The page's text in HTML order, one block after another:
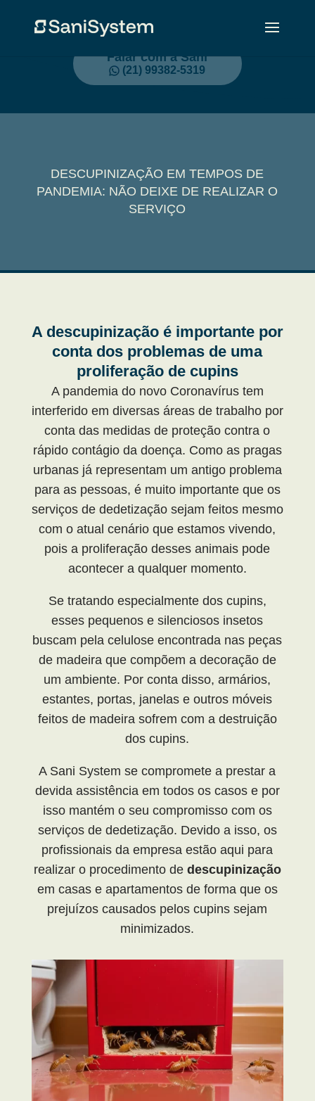
Falar com a Sani
(21) 99382-5319
DESCUPINIZAÇÃO EM TEMPOS DE
PANDEMIA: NÃO DEIXE DE REALIZAR O
SERVIÇO
A descupinização é importante por
conta dos problemas de uma
proliferação de cupins
A pandemia do novo Coronavírus tem
interferido em diversas áreas de trabalho por
conta das medidas de proteção contra o
rápido contágio da doença. Como as pragas
urbanas já representam um antigo problema
para as pessoas, é muito importante que os
serviços de dedetização sejam feitos mesmo
com o atual cenário que estamos vivendo,
pois a proliferação desses animais pode
acontecer a qualquer momento.
Se tratando especialmente dos cupins,
esses pequenos e silenciosos insetos
buscam pela celulose encontrada nas peças
de madeira que compõem a decoração de
um ambiente. Por conta disso, armários,
estantes, portas, janelas e outros móveis
feitos de madeira sofrem com a destruição
dos cupins.
A Sani System se compromete a prestar a
devida assistência em todos os casos e por
isso mantém o seu compromisso com os
serviços de dedetização. Devido a isso, os
profissionais da empresa estão aqui para
realizar o procedimento de descupinização
em casas e apartamentos de forma que os
prejuízos causados pelos cupins sejam
minimizados.